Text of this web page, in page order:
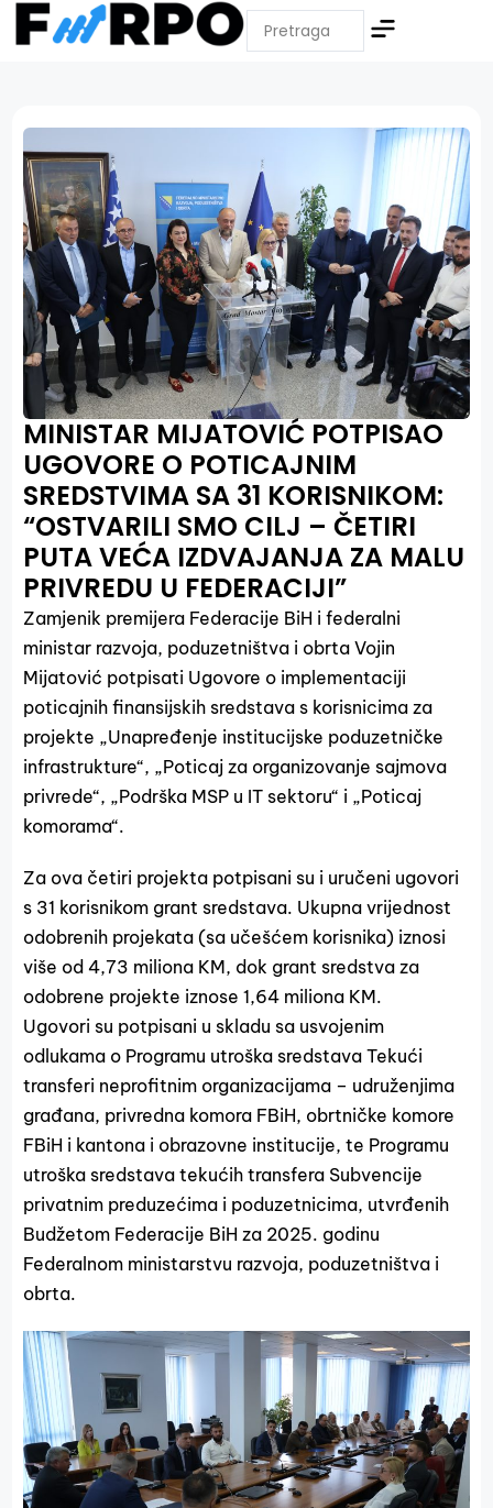
MINISTAR MIJATOVIĆ POTPISAO
UGOVORE O POTICAJNIM
SREDSTVIMA SA 31 KORISNIKOM:
“OSTVARILI SMO CILJ – ČETIRI
PUTA VEĆA IZDVAJANJA ZA MALU
PRIVREDU U FEDERACIJI”
Zamjenik premijera Federacije BiH i federalni
ministar razvoja, poduzetništva i obrta Vojin
Mijatović potpisati Ugovore o implementaciji
poticajnih finansijskih sredstava s korisnicima za
projekte „Unapređenje institucijske poduzetničke
infrastrukture“, „Poticaj za organizovanje sajmova
privrede“, „Podrška MSP u IT sektoru“ i „Poticaj
komorama“.
Za ova četiri projekta potpisani su i uručeni ugovori
s 31 korisnikom grant sredstava. Ukupna vrijednost
odobrenih projekata (sa učešćem korisnika) iznosi
više od 4,73 miliona KM, dok grant sredstva za
odobrene projekte iznose 1,64 miliona KM.
Ugovori su potpisani u skladu sa usvojenim
odlukama o Programu utroška sredstava Tekući
transferi neprofitnim organizacijama – udruženjima
građana, privredna komora FBiH, obrtničke komore
FBiH i kantona i obrazovne institucije, te Programu
utroška sredstava tekućih transfera Subvencije
privatnim preduzećima i poduzetnicima, utvrđenih
Budžetom Federacije BiH za 2025. godinu
Federalnom ministarstvu razvoja, poduzetništva i
obrta.